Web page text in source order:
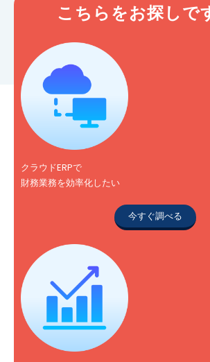
こちらをお探しで
クラウドERPで
財務業務を効率化したい
今すぐ調べる